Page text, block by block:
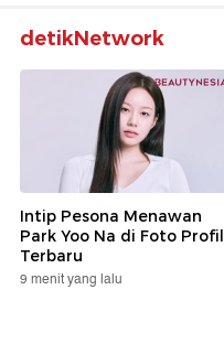
detikNetwork
Intip Pesona Menawan
Park Yoo Na di Foto Profil
Terbaru
9 menit yang lalu